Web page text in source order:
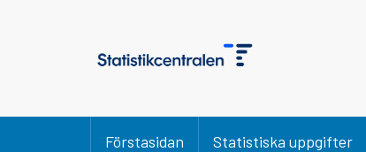
Förstasidan Statistiska uppgifter